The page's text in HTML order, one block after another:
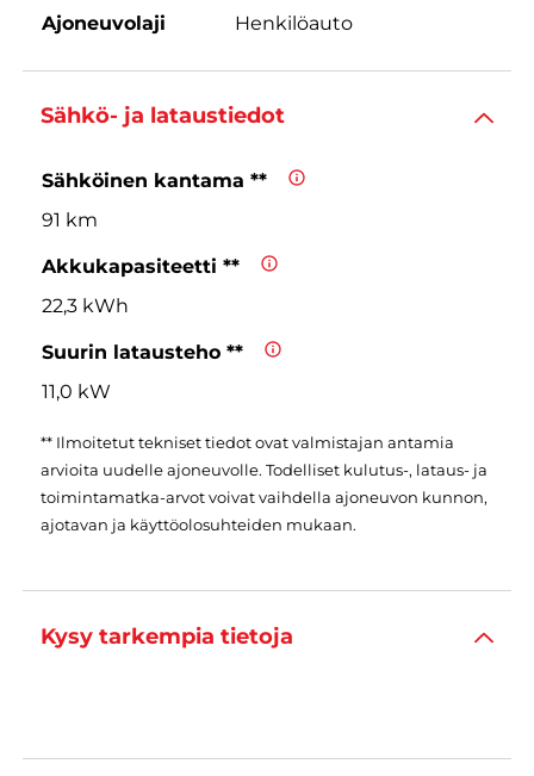
Ajoneuvolaji
Henkilöauto
Sähkö- ja lataustiedot
Sähköinen kantama **
91 km
Akkukapasiteetti **
22,3 kWh
Suurin latausteho **
11,0 kW
** Ilmoitetut tekniset tiedot ovat valmistajan antamia
arvioita uudelle ajoneuvolle. Todelliset kulutus-, lataus- ja
toimintamatka-arvot voivat vaihdella ajoneuvon kunnon,
ajotavan ja käyttöolosuhteiden mukaan.
Kysy tarkempia tietoja